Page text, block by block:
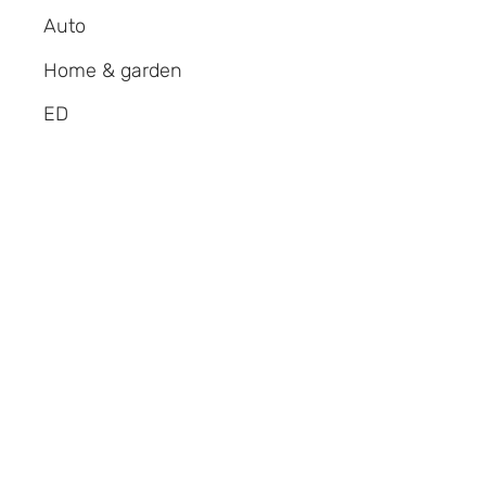
Auto
Home & garden
ED